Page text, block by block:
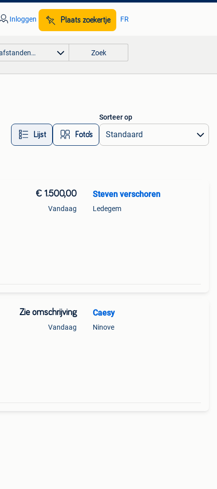
Inloggen Plaats zoekertje FR
Zoek
Lijst Foto’s
Sorteer op
€ 1.500,00
Vandaag
Steven verschoren
Ledegem
Zie omschrijving
Vandaag
Caesy
Ninove